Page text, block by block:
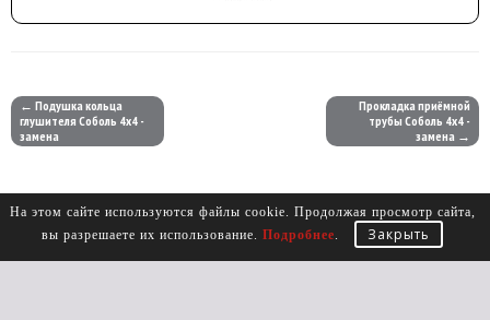
← Подушка кольца
глушителя Соболь 4х4 -
замена
Прокладка приёмной
трубы Соболь 4х4 -
замена →
На этом сайте используются файлы cookie. Продолжая просмотр сайта,
вы разрешаете их использование. Подробнее. Закрыть